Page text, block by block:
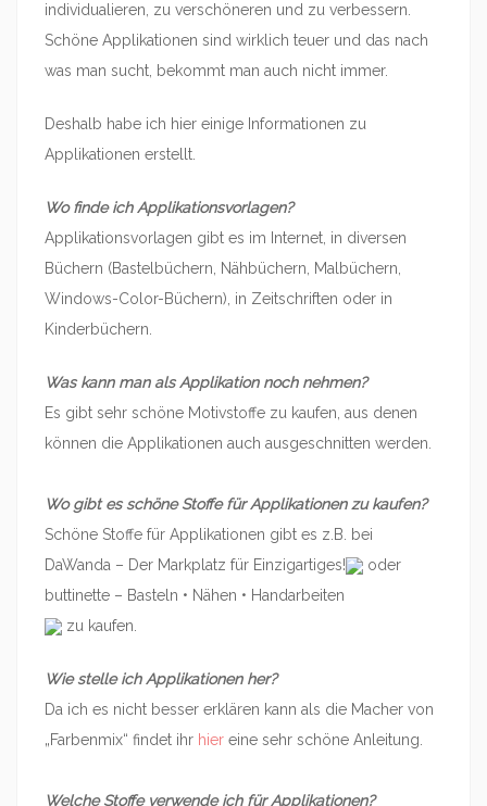
individualieren, zu verschöneren und zu verbessern.
Schöne Applikationen sind wirklich teuer und das nach
was man sucht, bekommt man auch nicht immer.
Deshalb habe ich hier einige Informationen zu
Applikationen erstellt.
Wo finde ich Applikationsvorlagen?
Applikationsvorlagen gibt es im Internet, in diversen
Büchern (Bastelbüchern, Nähbüchern, Malbüchern,
Windows-Color-Büchern), in Zeitschriften oder in
Kinderbüchern.
Was kann man als Applikation noch nehmen?
Es gibt sehr schöne Motivstoffe zu kaufen, aus denen
können die Applikationen auch ausgeschnitten werden.
Wo gibt es schöne Stoffe für Applikationen zu kaufen?
Schöne Stoffe für Applikationen gibt es z.B. bei
DaWanda – Der Markplatz für Einzigartiges!
oder
buttinette – Basteln • Nähen • Handarbeiten
zu kaufen.
Wie stelle ich Applikationen her?
Da ich es nicht besser erklären kann als die Macher von
„Farbenmix“ findet ihr hier eine sehr schöne Anleitung.
Welche Stoffe verwende ich für Applikationen?